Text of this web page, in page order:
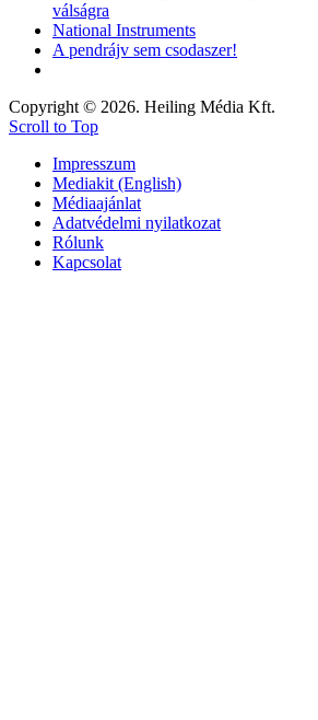
válságra
National Instruments
A pendrájv sem csodaszer!
Copyright © 2026. Heiling Média Kft.
Scroll to Top
Impresszum
Mediakit (English)
Médiaajánlat
Adatvédelmi nyilatkozat
Rólunk
Kapcsolat